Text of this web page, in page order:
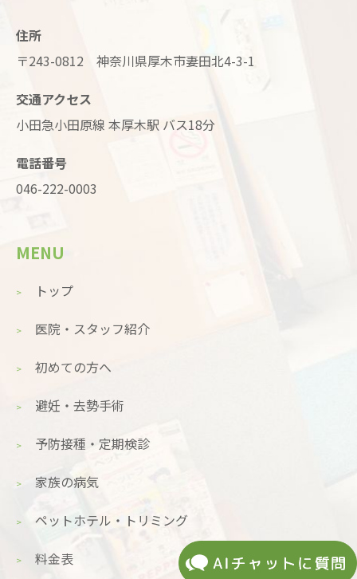
住所
〒243-0812 神奈川県厚木市妻田北4-3-1
交通アクセス
小田急小田原線 本厚木駅 バス18分
電話番号
046-222-0003
MENU
トップ
医院・スタッフ紹介
初めての方へ
避妊・去勢手術
予防接種・定期検診
家族の病気
ペットホテル・トリミング
料金表